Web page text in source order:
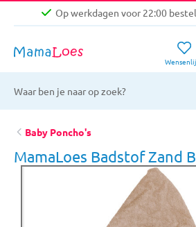
Op werkdagen voor 22:00
Gratis verzending
Op werkdagen voor 22:00
Baby Poncho's
MamaLoes Badstof Zand